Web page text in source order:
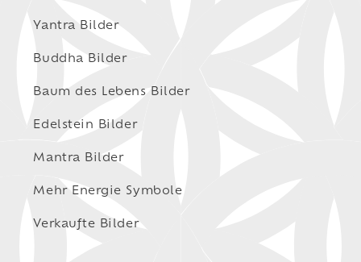
Yantra Bilder
Buddha Bilder
Baum des Lebens Bilder
Edelstein Bilder
Mantra Bilder
Mehr Energie Symbole
Verkaufte Bilder